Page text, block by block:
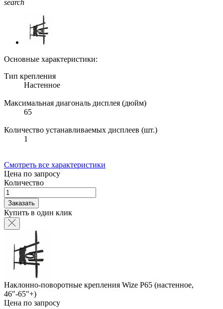
search
Основные характеристики:
Тип крепления
Настенное
Максимальная диагональ дисплея (дюйм)
65
Количество устанавливаемых дисплеев (шт.)
1
Смотреть все характеристики
Цена по запросу
Количество
Заказать
Купить в один клик
Наклонно-поворотные крепления Wize P65 (настенное,
46"-65"+)
Цена по запросу